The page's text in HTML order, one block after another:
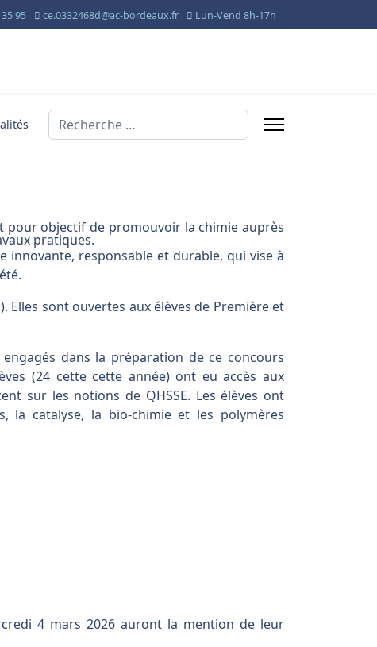
95 ce.0332468d@ac-bordeaux.fr Lun-Vend 8h-17h
Valider
pour objectif de promouvoir la chimie auprès
pratiques.
innovante, responsable et durable, qui vise à
Elles sont ouvertes aux élèves de Première et
dans la préparation de ce concours
(24 cette cette année) ont eu accès aux
sur les notions de QHSSE. Les élèves ont
la catalyse, la bio-chimie et les polymères
4 mars 2026 auront la mention de leur